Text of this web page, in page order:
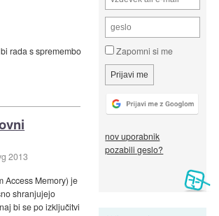
Zapomni si me
nov uporabnik
pozabili geslo?
rada s spremembo
2013
Access Memory) je
shranjujejo
bi se po izključitvi